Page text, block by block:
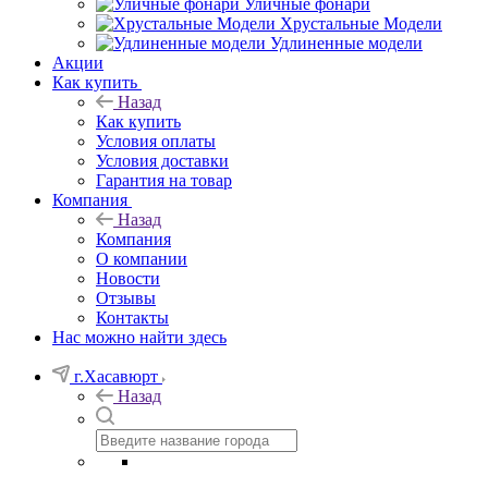
Уличные фонари
Хрустальные Модели
Удлиненные модели
Акции
Как купить
Назад
Как купить
Условия оплаты
Условия доставки
Гарантия на товар
Компания
Назад
Компания
О компании
Новости
Отзывы
Контакты
Нас можно найти здесь
г.Хасавюрт
Назад